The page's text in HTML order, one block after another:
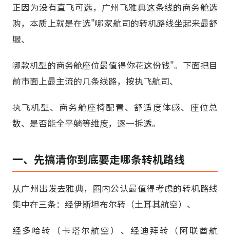
正因为没有直飞可选，广州飞雅典这条线的商务舱选
购，本质上就是在选"哪家航司的转机路线坐起来最舒
服、
哪款机型的商务舱座位最值得你花这份钱"。下面把目
前市面上最主流的几条线路，按执飞航司、
执飞机型、商务舱座椅配置、舒适度体感、座位总
数、是否能全平躺等维度，逐一拆透。
一、先搞清你到底要走哪条转机路线
从广州出发去雅典，圈内公认最值得考虑的转机路线
集中在三条：经伊斯坦布尔转（土耳其航空）、
经多哈转（卡塔尔航空）、经迪拜转（阿联酋航